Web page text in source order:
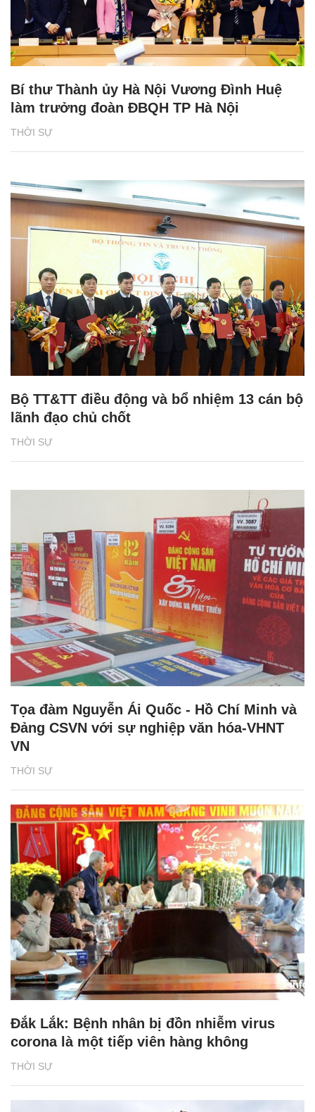
THỜI SỰ
Bí thư Thành ủy Hà Nội Vương Đình Huệ
làm trưởng đoàn ĐBQH TP Hà Nội
THỜI SỰ
Bộ TT&TT điều động và bổ nhiệm 13 cán bộ
lãnh đạo chủ chốt
THỜI SỰ
Tọa đàm Nguyễn Ái Quốc - Hồ Chí Minh và
Đảng CSVN với sự nghiệp văn hóa-VHNT
VN
THỜI SỰ
Đắk Lắk: Bệnh nhân bị đồn nhiễm virus
corona là một tiếp viên hàng không